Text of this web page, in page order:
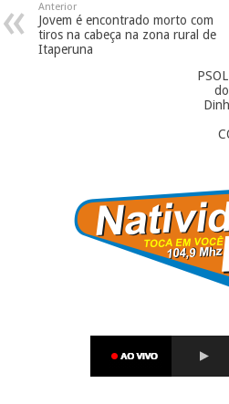
Anterior
Jovem é encontrado morto com
tiros na cabeça na zona rural de
Itaperuna